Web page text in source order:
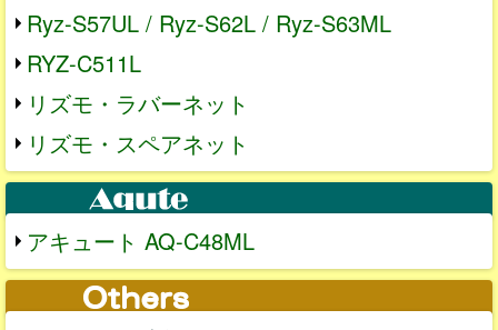
Ryz-S57UL / Ryz-S62L / Ryz-S63ML
RYZ-C511L
リズモ・ラバーネット
リズモ・スペアネット
アキュート AQ-C48ML